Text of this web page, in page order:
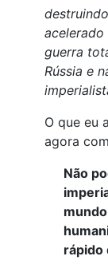
acelerado
guerra
Rússia e
O que eu
agora
Não
rápido